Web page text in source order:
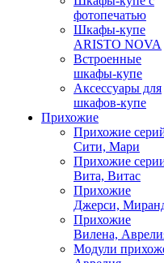
фотопечатью
Шкафы-купе
ARISTO NOVA
Встроенные
шкафы-купе
Аксессуары для
шкафов-купе
Прихожие
Прихожие
Сити, Мари
Прихожие
Вита, Витас
Прихожие
Джерси,
Прихожие
Вилена,
Модули